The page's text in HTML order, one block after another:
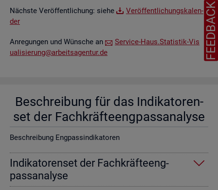
Nächs­te Ver­öf­fent­li­chung: siehe
Ver­öf­fent­li­chungs­ka­len­
der
An­re­gun­gen und Wün­sche an
Ser­vice-Haus.​Statistik-​Vis​
uali​sier​ung@​arb​eits​agen​tur.​de
Be­schrei­bung für das In­di­ka­to­ren­
set der Fach­kräf­te­eng­pass­ana­ly­se
Be­schrei­bung Eng­pas­sin­di­ka­to­ren
In­di­ka­to­ren­set der Fach­kräf­te­eng­
pass­ana­ly­se
FEEDBACK